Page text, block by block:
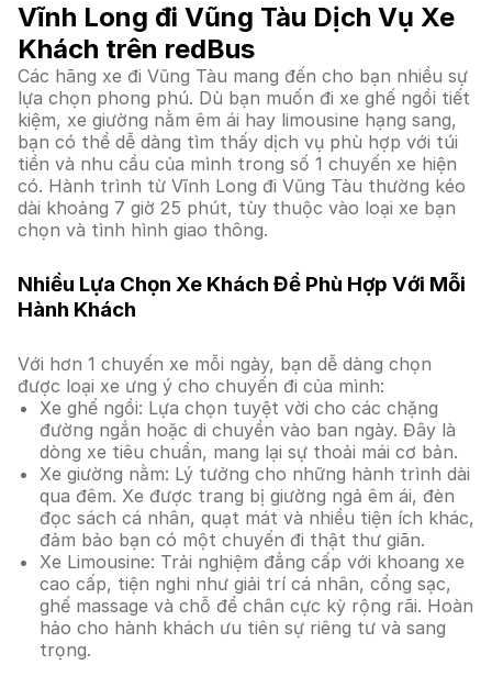
Vĩnh Long đi Vũng Tàu Dịch Vụ Xe
Khách trên redBus
Các hãng xe đi Vũng Tàu mang đến cho bạn nhiều sự
lựa chọn phong phú. Dù bạn muốn đi xe ghế ngồi tiết
kiệm, xe giường nằm êm ái hay limousine hạng sang,
bạn có thể dễ dàng tìm thấy dịch vụ phù hợp với túi
tiền và nhu cầu của mình trong số 1 chuyến xe hiện
có. Hành trình từ Vĩnh Long đi Vũng Tàu thường kéo
dài khoảng 7 giờ 25 phút, tùy thuộc vào loại xe bạn
chọn và tình hình giao thông.
Nhiều Lựa Chọn Xe Khách Để Phù Hợp Với Mỗi
Hành Khách
Với hơn 1 chuyến xe mỗi ngày, bạn dễ dàng chọn
được loại xe ưng ý cho chuyến đi của mình:
Xe ghế ngồi: Lựa chọn tuyệt vời cho các chặng
đường ngắn hoặc di chuyển vào ban ngày. Đây là
dòng xe tiêu chuẩn, mang lại sự thoải mái cơ bản.
Xe giường nằm: Lý tưởng cho những hành trình dài
qua đêm. Xe được trang bị giường ngả êm ái, đèn
đọc sách cá nhân, quạt mát và nhiều tiện ích khác,
đảm bảo bạn có một chuyến đi thật thư giãn.
Xe Limousine: Trải nghiệm đẳng cấp với khoang xe
cao cấp, tiện nghi như giải trí cá nhân, cổng sạc,
ghế massage và chỗ để chân cực kỳ rộng rãi. Hoàn
hảo cho hành khách ưu tiên sự riêng tư và sang
trọng.